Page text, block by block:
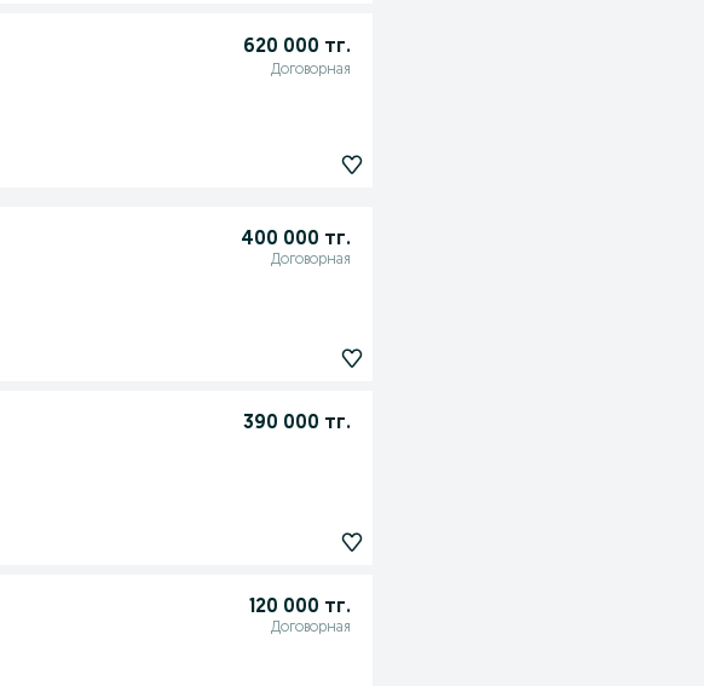
620 000 тг.
Договорная
400 000 тг.
Договорная
390 000 тг.
120 000 тг.
Договорная